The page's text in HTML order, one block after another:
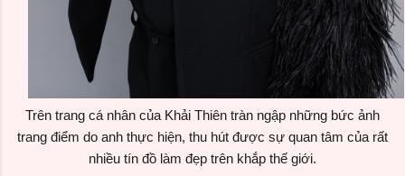
Trên trang cá nhân của Khải Thiên tràn ngập những bức ảnh
trang điểm do anh thực hiện, thu hút được sự quan tâm của rất
nhiều tín đồ làm đẹp trên khắp thế giới.